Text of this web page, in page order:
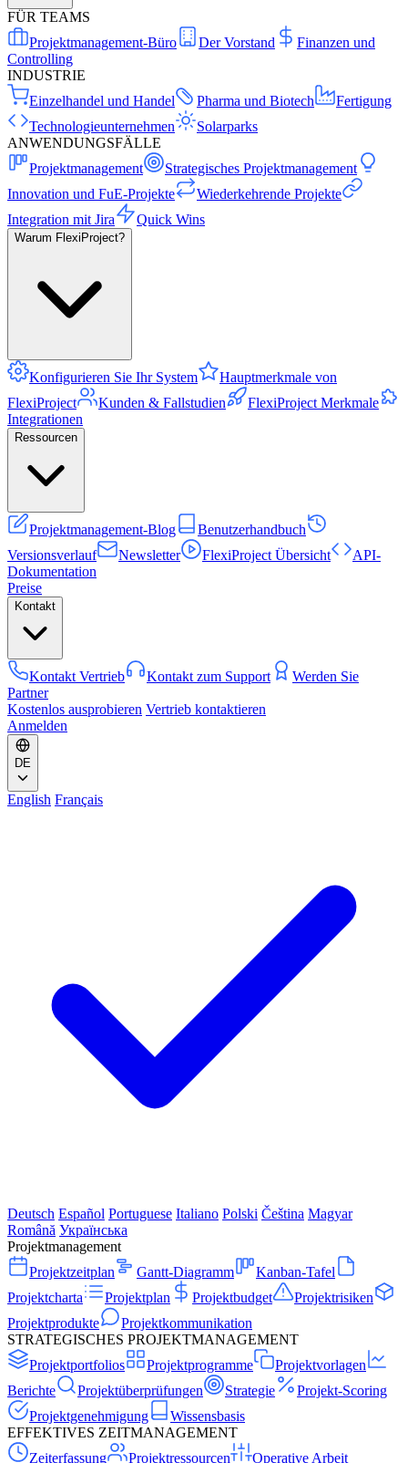
FÜR TEAMS
Projektmanagement-Büro
Der Vorstand
Finanzen und
Controlling
INDUSTRIE
Einzelhandel und Handel
Pharma und Biotech
Fertigung
Technologieunternehmen
Solarparks
ANWENDUNGSFÄLLE
Projektmanagement
Strategisches Projektmanagement
Innovation und FuE-Projekte
Wiederkehrende Projekte
Integration mit Jira
Quick Wins
Warum FlexiProject?
Konfigurieren Sie Ihr System
Hauptmerkmale von
FlexiProject
Kunden & Fallstudien
FlexiProject Merkmale
Integrationen
Ressourcen
Projektmanagement-Blog
Benutzerhandbuch
Versionsverlauf
Newsletter FlexiProject Übersicht
API-
Dokumentation
Preise
Kontakt
Kontakt Vertrieb Kontakt zum Support
Werden Sie
Partner
Kostenlos ausprobieren Vertrieb kontaktieren
Anmelden
DE
English Français
Deutsch Español Portuguese Italiano Polski Čeština Magyar
Română Українська
Projektmanagement
Projektzeitplan
Gantt-Diagramm
Kanban-Tafel
Projektcharta
Projektplan Projektbudget
Projektrisiken
Projektprodukte
Projektkommunikation
STRATEGISCHES PROJEKTMANAGEMENT
Projektportfolios
Projektprogramme
Projektvorlagen
Berichte
Projektüberprüfungen Strategie
Projekt-Scoring
Projektgenehmigung
Wissensbasis
EFFEKTIVES ZEITMANAGEMENT
Zeiterfassung
Projektressourcen Operative Arbeit